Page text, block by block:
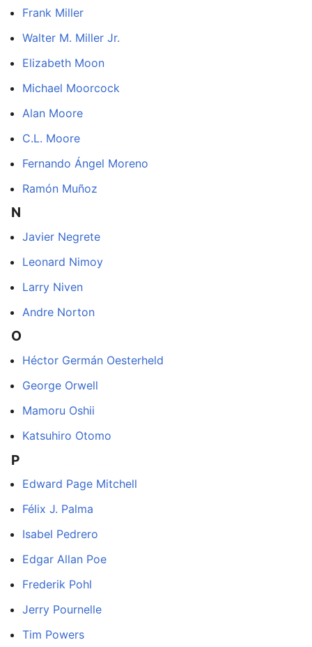
Frank Miller
Walter M. Miller Jr.
Elizabeth Moon
Michael Moorcock
Alan Moore
C.L. Moore
Fernando Ángel Moreno
Ramón Muñoz
N
Javier Negrete
Leonard Nimoy
Larry Niven
Andre Norton
O
Héctor Germán Oesterheld
George Orwell
Mamoru Oshii
Katsuhiro Otomo
P
Edward Page Mitchell
Félix J. Palma
Isabel Pedrero
Edgar Allan Poe
Frederik Pohl
Jerry Pournelle
Tim Powers